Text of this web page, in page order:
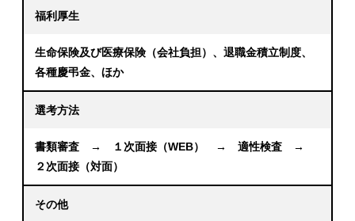
福利厚生
生命保険及び医療保険（会社負担）、退職金積立制度、
各種慶弔金、ほか
選考方法
書類審査 → １次面接（WEB） → 適性検査 →
２次面接（対面）
その他